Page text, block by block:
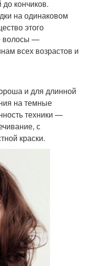
кончиков.
на одинаковом
этого
волосы —
всех возрастов и
и для длинной
на темные
техники —
с
краски.